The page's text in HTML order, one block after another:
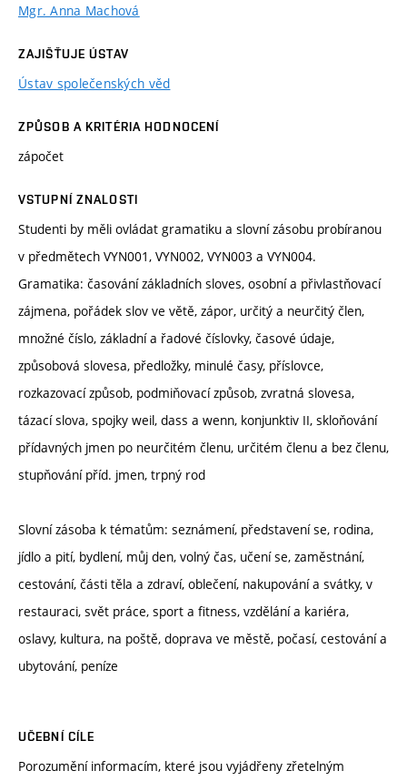
Mgr. Anna Machová
ZAJIŠŤUJE ÚSTAV
Ústav společenských věd
ZPŮSOB A KRITÉRIA HODNOCENÍ
zápočet
VSTUPNÍ ZNALOSTI
Studenti by měli ovládat gramatiku a slovní zásobu probíranou
v předmětech VYN001, VYN002, VYN003 a VYN004.
Gramatika: časování základních sloves, osobní a přivlastňovací
zájmena, pořádek slov ve větě, zápor, určitý a neurčitý člen,
množné číslo, základní a řadové číslovky, časové údaje,
způsobová slovesa, předložky, minulé časy, příslovce,
rozkazovací způsob, podmiňovací způsob, zvratná slovesa,
tázací slova, spojky weil, dass a wenn, konjunktiv II, skloňování
přídavných jmen po neurčitém členu, určitém členu a bez členu,
stupňování příd. jmen, trpný rod
Slovní zásoba k tématům: seznámení, představení se, rodina,
jídlo a pití, bydlení, můj den, volný čas, učení se, zaměstnání,
cestování, části těla a zdraví, oblečení, nakupování a svátky, v
restauraci, svět práce, sport a fitness, vzdělání a kariéra,
oslavy, kultura, na poště, doprava ve městě, počasí, cestování a
ubytování, peníze
UČEBNÍ CÍLE
Porozumění informacím, které jsou vyjádřeny zřetelným